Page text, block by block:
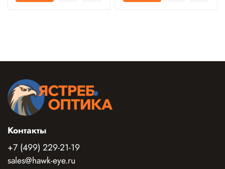
Контакты
+7 (499) 229-21-19
sales@hawk-eye.ru